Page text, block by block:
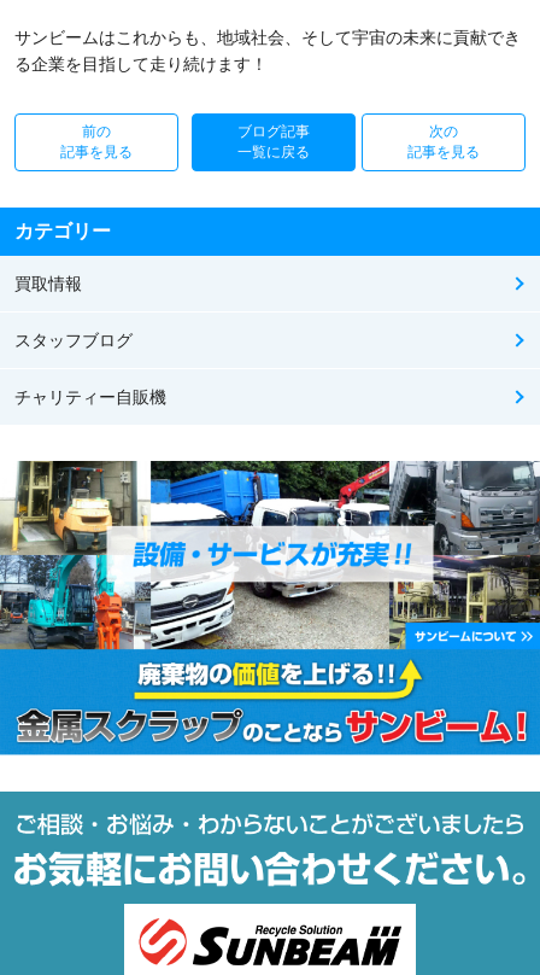
サンビームはこれからも、地域社会、そして宇宙の未来に貢献でき
る企業を目指して走り続けます！
前の
記事を見る
ブログ記事
一覧に戻る
次の
記事を見る
カテゴリー
買取情報
スタッフブログ
チャリティー自販機